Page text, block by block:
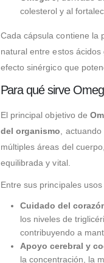
colesterol y al
Cada cápsula contiene la
natural entre estos
efecto sinérgico que
Para qué sirve
El principal objetivo de
del organismo ,
múltiples áreas del
equilibrada y vital.
Entre sus principales
Cuidado del
los niveles de
contribuyendo a
Apoyo cerebral y
la concentración, la